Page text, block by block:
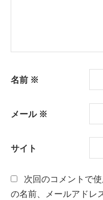
名前 ※
メール ※
サイト
次回のコメントで
の名前、メールアドレ